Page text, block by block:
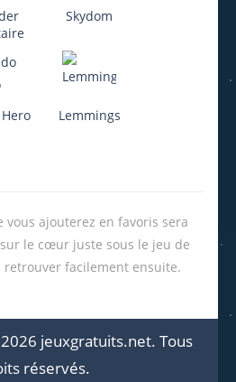
Skydom
Lemmings
vous ajouterez en favoris sera
le cœur juste sous le jeu de
facilement ensuite.
jeuxgratuits.net. Tous
réservés.